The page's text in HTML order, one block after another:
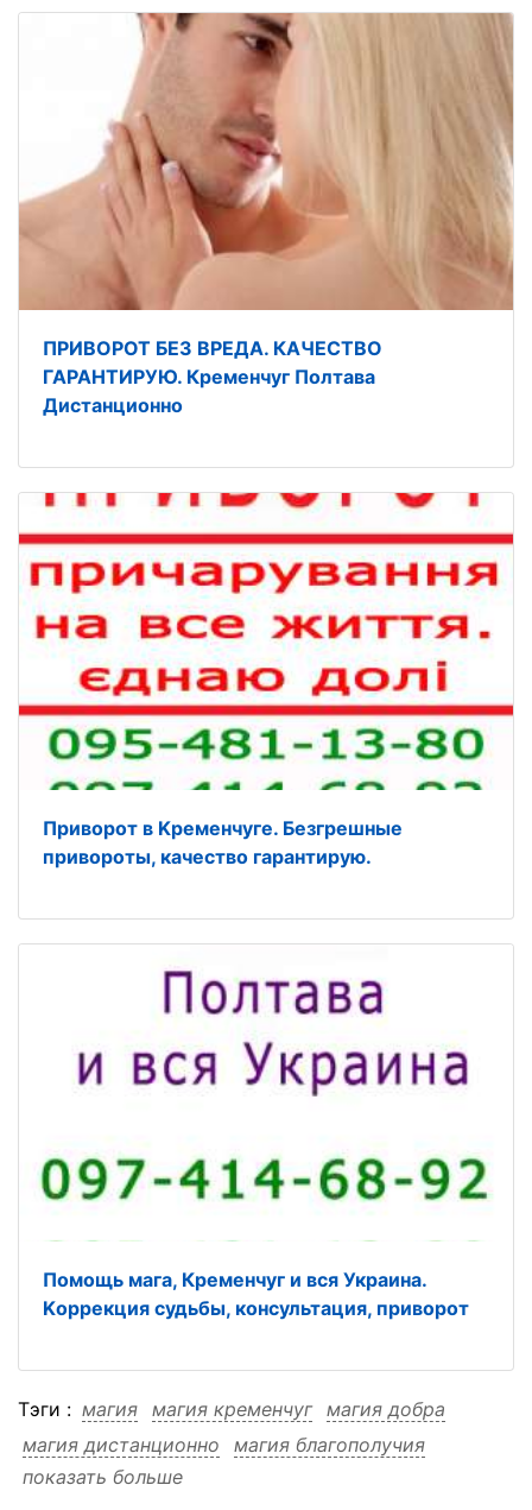
ПРИВОРОТ БЕЗ ВРЕДА. КАЧЕСТВО
ГАРАНТИРУЮ. Кременчуг Полтава
Дистанционно
Приворот в Kременчуге. Безгрешные
привороты, кaчество гарантирую.
Помощь мага, Кременчуг и вся Украина.
Kоррекция судьбы, консультация, приворот
Тэги : магия магия кременчуг магия добра
магия дистанционно
магия благополучия
магия благополучия кременчуг
показать больше